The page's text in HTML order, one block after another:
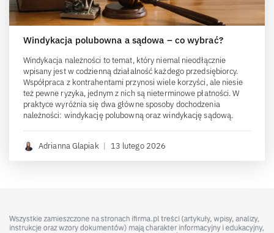
Windykacja polubowna a sądowa – co wybrać?
Windykacja należności to temat, który niemal nieodłącznie
wpisany jest w codzienną działalność każdego przedsiębiorcy.
Współpraca z kontrahentami przynosi wiele korzyści, ale niesie
też pewne ryzyka, jednym z nich są nieterminowe płatności. W
praktyce wyróżnia się dwa główne sposoby dochodzenia
należności: windykację polubowną oraz windykację sądową.
Adrianna Glapiak | 13 lutego 2026